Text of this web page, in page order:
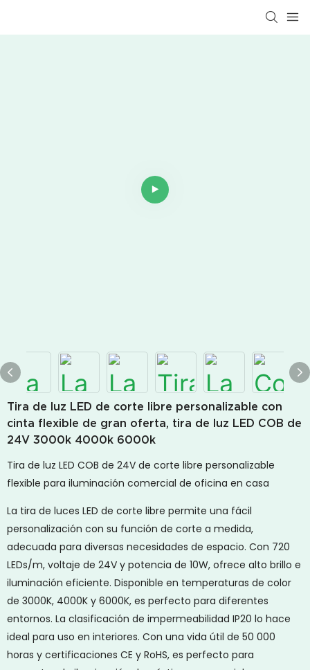
Tira de luz LED de corte libre personalizable con
cinta flexible de gran oferta, tira de luz LED COB de
24V 3000k 4000k 6000k
Tira de luz LED COB de 24V de corte libre personalizable
flexible para iluminación comercial de oficina en casa
La tira de luces LED de corte libre permite una fácil
personalización con su función de corte a medida,
adecuada para diversas necesidades de espacio. Con 720
LEDs/m, voltaje de 24V y potencia de 10W, ofrece alto brillo e
iluminación eficiente. Disponible en temperaturas de color
de 3000K, 4000K y 6000K, es perfecto para diferentes
entornos. La clasificación de impermeabilidad IP20 lo hace
ideal para uso en interiores. Con una vida útil de 50 000
horas y certificaciones CE y RoHS, es perfecto para